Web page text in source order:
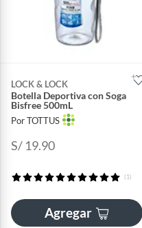
LOCK & LOCK
Botella Deportiva con Soga
Bisfree 500mL
Por TOTTUS
S/ 19.90
(1)
Agregar